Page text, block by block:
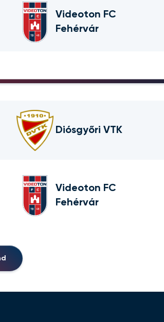
Videoton FC
Fehérvár
Diósgyőri VTK
Videoton FC
Fehérvár